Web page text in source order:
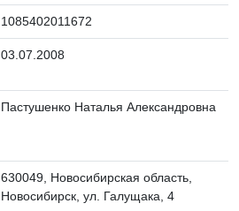
1085402011672
03.07.2008
Пастушенко Наталья Александровна
630049, Новосибирская область,
Новосибирск, ул. Галущака, 4